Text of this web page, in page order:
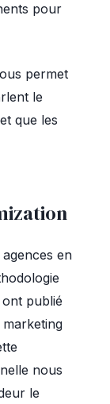
pour
permet
le
que les
en
publié
marketing
nous
le